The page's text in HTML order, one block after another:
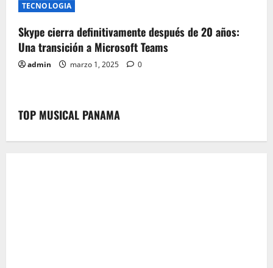
TECNOLOGIA
Skype cierra definitivamente después de 20 años:
Una transición a Microsoft Teams
admin marzo 1, 2025 0
TOP MUSICAL PANAMA